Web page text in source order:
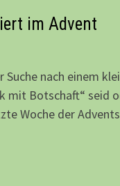
im Advent
Suche nach einem
mit Botschaft“ seid
Woche der